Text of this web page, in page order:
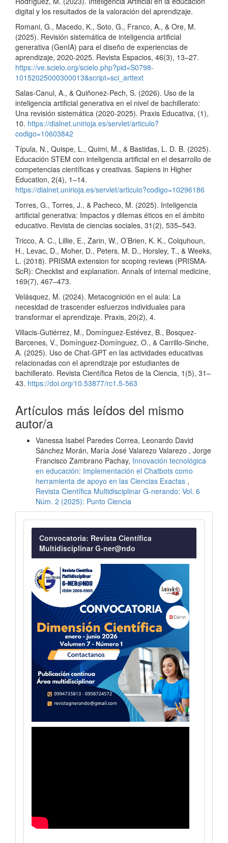
digital y los resultados de la valoración del aprendizaje.
Romani, G., Macedo, K., Soto, G., Franco, A., & Ore, M.
(2025). Revisión sistemática de inteligencia artificial
generativa (GenIA) para el diseño de experiencias de
aprendizaje, 2020-2025. Revista Espacios, 46(3), 13–27.
https://ve.scielo.org/scielo.php?pid=S0798-
10152025000300013&script=sci_arttext
Salas-Canul, A., & Quiñonez-Pech, S. (2026). Uso de la
inteligencia artificial generativa en el nivel de bachillerato:
Una revisión sistemática (2020-2025). Praxis Educativa, (1),
10. https://dialnet.unirioja.es/servlet/articulo?
codigo=10603842
Típula, N., Quispe, L., Quimi, M., & Bastidas, L. D. B. (2025).
Educación STEM con inteligencia artificial en el desarrollo de
competencias científicas y creativas. Sapiens in Higher
Education, 2(4), 1–14.
https://dialnet.unirioja.es/servlet/articulo?codigo=10296186
Torres, G., Torres, J., & Pacheco, M. (2025). Inteligencia
artificial generativa: Impactos y dilemas éticos en el ámbito
educativo. Revista de ciencias sociales, 31(2), 535–543.
Tricco, A. C., Lillie, E., Zarin, W., O’Brien, K. K., Colquhoun,
H., Levac, D., Moher, D., Peters, M. D., Horsley, T., & Weeks,
L. (2018). PRISMA extension for scoping reviews (PRISMA-
ScR): Checklist and explanation. Annals of internal medicine,
169(7), 467–473.
Velásquez, M. (2024). Metacognición en el aula: La
necesidad de trascender esfuerzos individuales para
transformar el aprendizaje. Praxis, 20(2), 4.
Villacis-Gutiérrez, M., Domínguez-Estévez, B., Bosquez-
Barcenes, V., Domínguez-Domínguez, O., & Carrillo-Sinche,
A. (2025). Uso de Chat-GPT en las actividades educativas
relacionadas con el aprendizaje por estudiantes de
bachillerato. Revista Científica Retos de la Ciencia, 1(5), 31–
43. https://doi.org/10.53877/rc1.5-563
Artículos más leídos del mismo
autor/a
Vanessa Isabel Paredes Correa, Leonardo David
Sánchez Morán, María José Valarezo Valarezo , Jorge
Francisco Zambrano Pachay, Innovación tecnológica
en educación: Implementación el Chatbots como
herramienta de apoyo en las Ciencias Exactas ,
Revista Científica Multidisciplinar G-nerando: Vol. 6
Núm. 2 (2025): Punto Ciencia
Convocatoria
Convocatoria: Revista Científica
Multidisciplinar G-ner@ndo